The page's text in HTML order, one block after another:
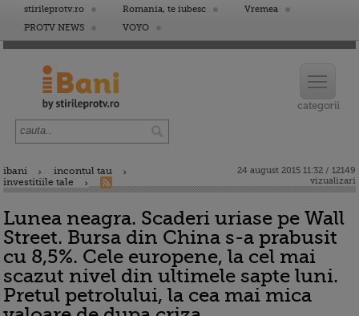
stirileprotv.ro Romania, te iubesc
Vremea
PROTV NEWS
VOYO
ibani
incontul tau
investitiile tale
24 august 2015 11:32 / 12149
vizualizari
Lunea neagra. Scaderi uriase pe Wall
Street. Bursa din China s-a prabusit
cu 8,5%. Cele europene, la cel mai
scazut nivel din ultimele sapte luni.
Pretul petrolului, la cea mai mica